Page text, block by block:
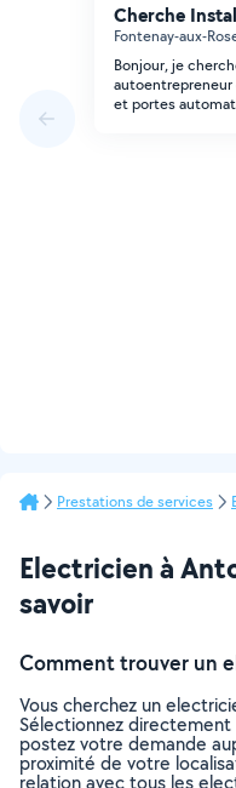
Cherche
Fontenay-aux-
Bonjour, je
autoentrepreneur
et portes
Prestations de services
Electricien à
savoir
Comment trouver un
Vous cherchez un
Sélectionnez
postez votre demande
proximité de votre
relation avec tous les